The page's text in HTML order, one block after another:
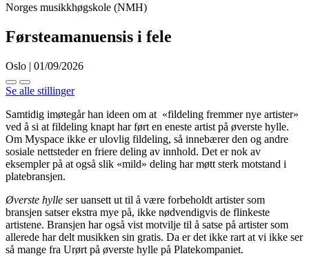
Norges musikkhøgskole (NMH)
Førsteamanuensis i fele
Oslo | 01/09/2026
Se alle stillinger
Samtidig imøtegår han ideen om at «fildeling fremmer nye artister»
ved å si at fildeling knapt har ført en eneste artist på øverste hylle.
Om Myspace ikke er ulovlig fildeling, så innebærer den og andre
sosiale nettsteder en friere deling av innhold. Det er nok av
eksempler på at også slik «mild» deling har møtt sterk motstand i
platebransjen.
Øverste hylle ser uansett ut til å være forbeholdt artister som
bransjen satser ekstra mye på, ikke nødvendigvis de flinkeste
artistene. Bransjen har også vist motvilje til å satse på artister som
allerede har delt musikken sin gratis. Da er det ikke rart at vi ikke ser
så mange fra Urørt på øverste hylle på Platekompaniet.